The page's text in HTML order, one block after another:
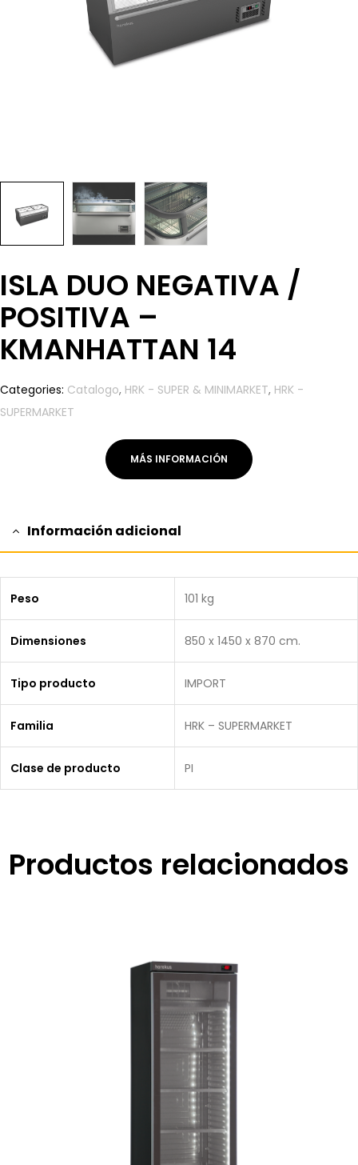
ISLA DUO NEGATIVA /
POSITIVA –
KMANHATTAN 14
Categories: Catalogo, HRK - SUPER & MINIMARKET, HRK -
SUPERMARKET
MÁS INFORMACIÓN
Información adicional
Peso 101 kg
Dimensiones 850 x 1450 x 870 cm.
Tipo producto IMPORT
Familia HRK – SUPERMARKET
Clase de producto PI
Productos relacionados